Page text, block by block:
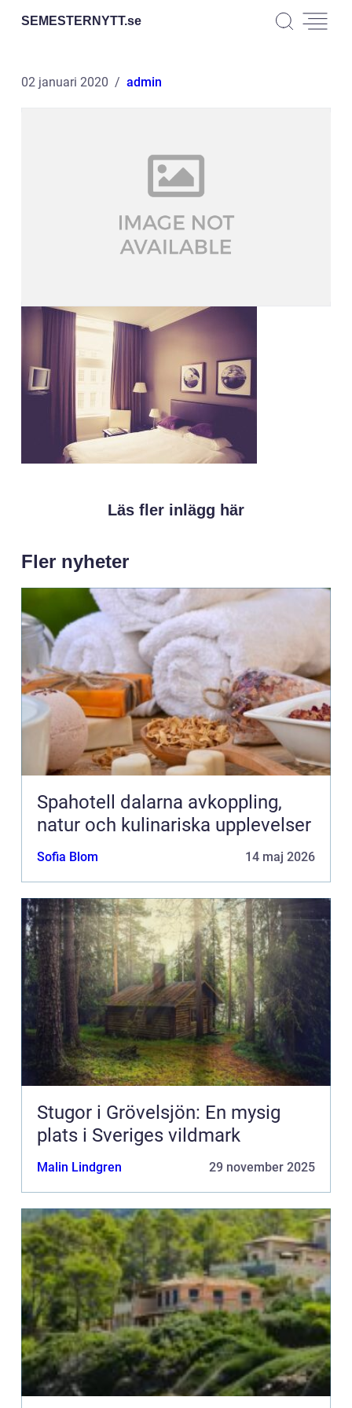
SEMESTERNYTT.se
02 januari 2020 admin
Läs fler inlägg här
Fler nyheter
Spahotell dalarna avkoppling,
natur och kulinariska upplevelser
Sofia Blom 14 maj 2026
Stugor i Grövelsjön: En mysig
plats i Sveriges vildmark
Malin Lindgren 29 november 2025